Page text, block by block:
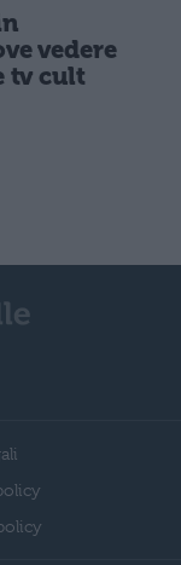
vedere
tv cult